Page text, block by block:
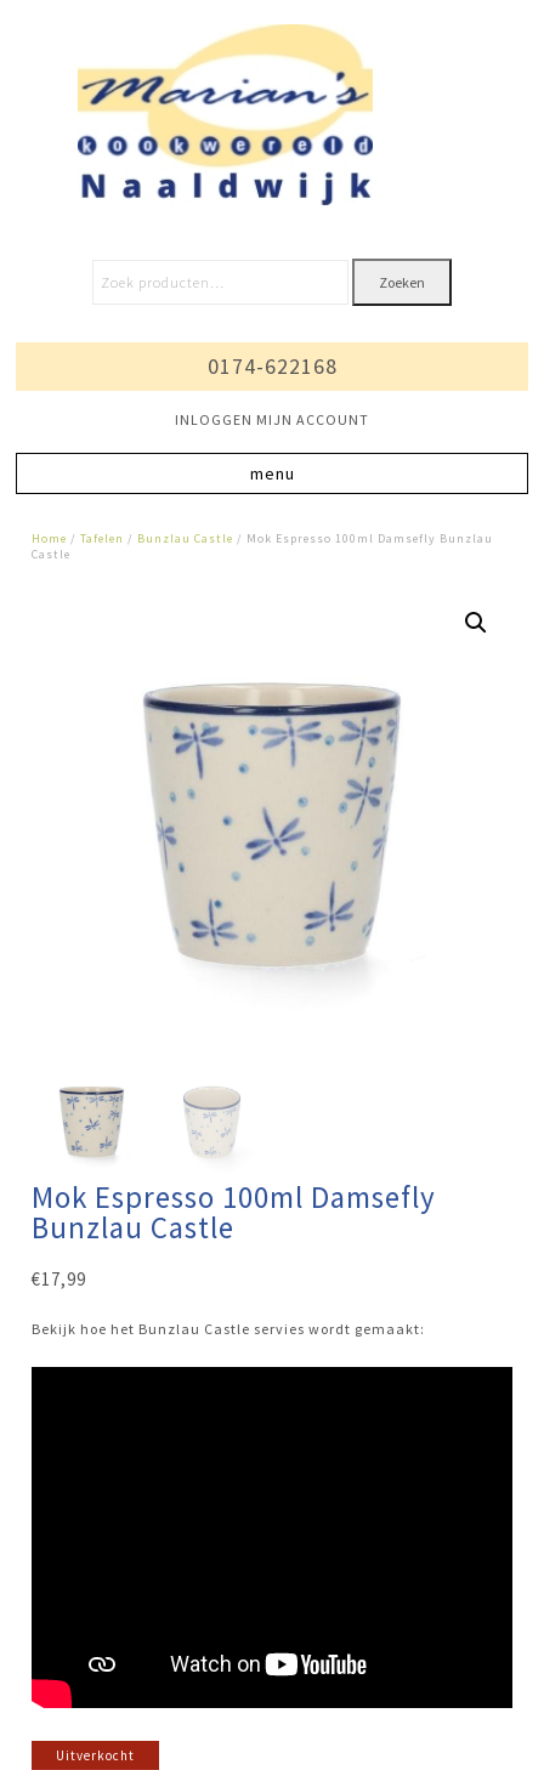
Zoeken
0174-622168
INLOGGEN MIJN ACCOUNT
Home /Tafelen / Bunzlau Castle / Mok Espresso 100ml Damsefly Bunzlau
Castle
Mok Espresso 100ml Damsefly
Bunzlau Castle
€17,99
Bekijk hoe het Bunzlau Castle servies wordt gemaakt:
Uitverkocht